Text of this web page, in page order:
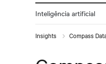
Inteligência artificial
Insights Compass